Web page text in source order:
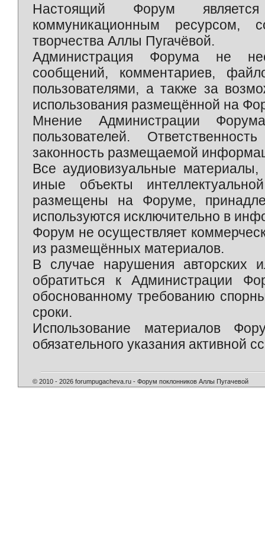
Настоящий Форум является
коммуникационным ресурсом,
творчества Аллы Пугачёвой.
Администрация Форума не
сообщений, комментариев,
пользователями, а также за
использования размещённой на
Мнение Администрации
пользователей.
законность размещаемой
Все аудиовизуальные
иные объекты
размещены на Форуме,
используются исключительно в
Форум не осуществляет
из размещённых материалов.
В случае нарушения авторских
обратиться к Администрации
обоснованному требованию
сроки.
Использование материалов
обязательного указания активной
© 2010 - 2026 forumpugacheva.ru - Форум поклонников Аллы Пугачевой